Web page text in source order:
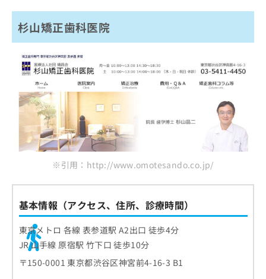
杉山矯正歯科医院
※引用：http://www.omotesando.co.jp/
基本情報（アクセス、住所、診療時間）
東京メトロ 各線 表参道駅 A2出口 徒歩4分
JR 山手線 原宿駅 竹下口 徒歩10分
〒150-0001 東京都渋谷区神宮前4-16-3 B1